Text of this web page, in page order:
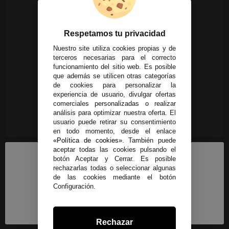
Respetamos tu privacidad
Nuestro site utiliza cookies propias y de
terceros necesarias para el correcto
funcionamiento del sitio web. Es posible
que además se utilicen otras categorías
de cookies para personalizar la
experiencia de usuario, divulgar ofertas
comerciales personalizadas o realizar
análisis para optimizar nuestra oferta. El
usuario puede retirar su consentimiento
en todo momento, desde el enlace
«Política de cookies». También puede
aceptar todas las cookies pulsando el
botón Aceptar y Cerrar. Es posible
rechazarlas todas o seleccionar algunas
de las cookies mediante el botón
Configuración.
Rechazar